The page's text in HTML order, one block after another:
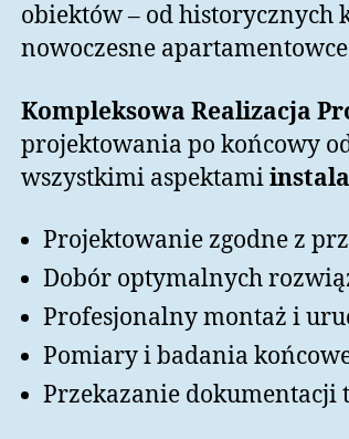
obiektów – od historycznych
nowoczesne
Kompleksowa Realizacja
projektowania po końcowy
wszystkimi aspektami
Projektowanie zgodne z
Dobór optymalnych
Profesjonalny montaż i
Pomiary i badania
Przekazanie dokumentacji